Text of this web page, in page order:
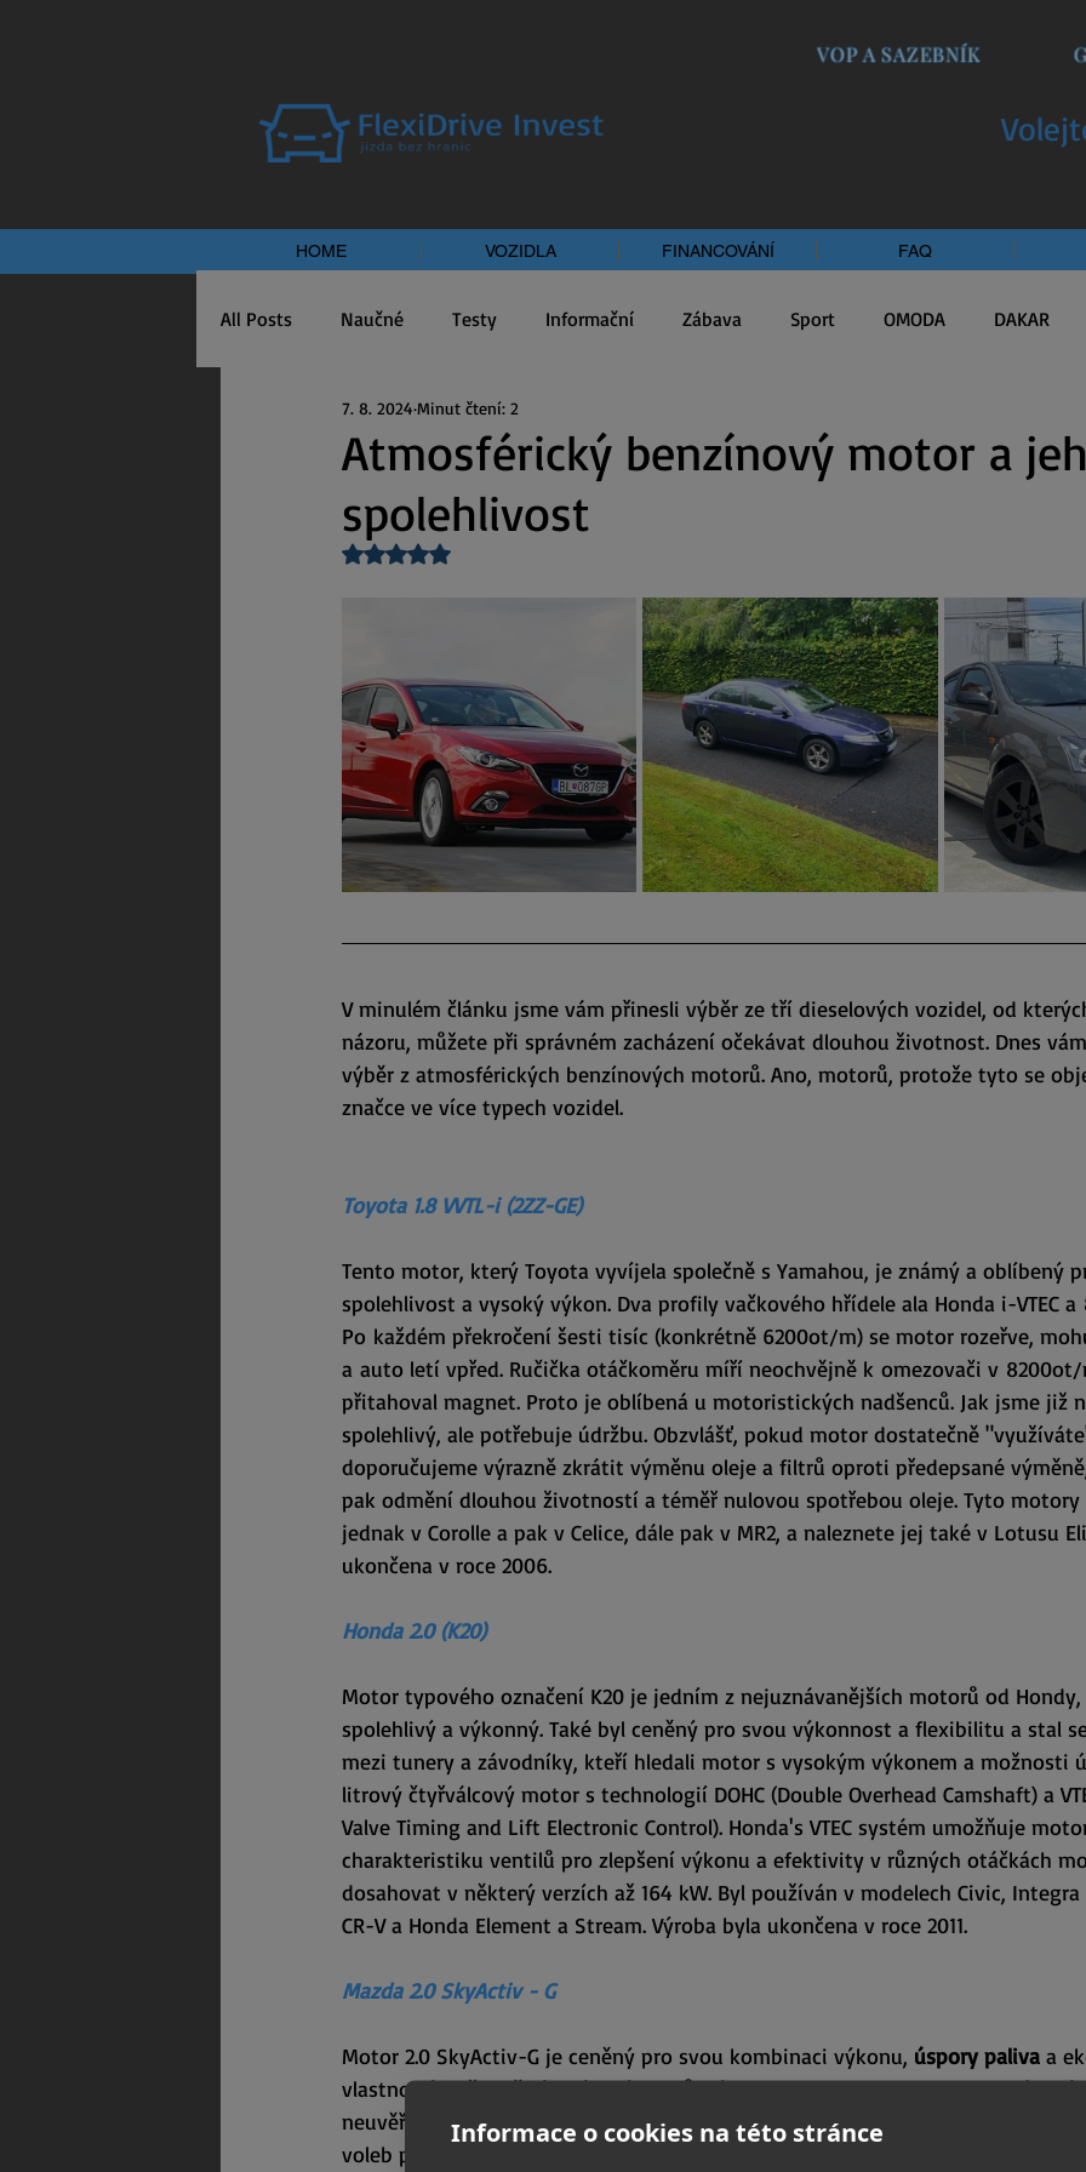
Informace o cookies na této stránce
VOP A SAZEBNÍK
HOME VOZIDLA FINANCOVÁNÍ FAQ
All Posts Naučné Testy Informační Zábava Sport OMODA DAKAR
Atmosférický benzínový motor a
spolehlivost
7. 8. 2024 Minut čtení: 2
Hodnoceno NaN z 5 hvězdiček.
V minulém článku jsme vám přinesli výběr ze tří dieselových vozidel, od
názoru, můžete při správném zacházení očekávat dlouhou životnost. Dnes
výběr z atmosférických benzínových motorů. Ano, motorů, protože tyto se
značce ve více typech vozidel.
Toyota 1.8 VVTL-i (2ZZ-GE)
Tento motor, který Toyota vyvíjela společně s Yamahou, je známý a oblíbený
spolehlivost a vysoký výkon. Dva profily vačkového hřídele ala Honda i-VTEC
Po každém překročení šesti tisíc (konkrétně 6200ot/m) se motor rozeřve,
a auto letí vpřed. Ručička otáčkoměru míří neochvějně k omezovači v
přitahoval magnet. Proto je oblíbená u motoristických nadšenců. Jak jsme již
spolehlivý, ale potřebuje údržbu. Obzvlášť, pokud motor dostatečně
doporučujeme výrazně zkrátit výměnu oleje a filtrů oproti předepsané
pak odmění dlouhou životností a téměř nulovou spotřebou oleje. Tyto
jednak v Corolle a pak v Celice, dále pak v MR2, a naleznete jej také v Lotusu
ukončena v roce 2006.
Honda 2.0 (K20)
Motor typového označení K20 je jedním z nejuznávanějších motorů od
spolehlivý a výkonný. Také byl ceněný pro svou výkonnost a flexibilitu a stal
mezi tunery a závodníky, kteří hledali motor s vysokým výkonem a možnosti
litrový čtyřválcový motor s technologií DOHC (Double Overhead Camshaft) a
Valve Timing and Lift Electronic Control). Honda's VTEC systém umožňuje
charakteristiku ventilů pro zlepšení výkonu a efektivity v různých otáčkách
dosahovat v některý verzích až 164 kW. Byl používán v modelech Civic, Integra
CR-V a Honda Element a Stream. Výroba byla ukončena v roce 2011.
Mazda 2.0 SkyActiv - G
Motor 2.0 SkyActiv-G je ceněný pro svou kombinaci výkonu, úspory paliva a
vlastností, což jej činí oblíbeným v různých modelech Mazdy. Na
neuvěřitelnou spotřebu a ve spojení s životností japonských vozidel je to
voleb při výběru atmosférického benzínového motoru. Využívá vysoký